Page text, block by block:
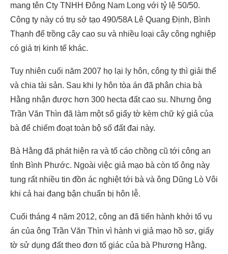
mang tên Cty TNHH Đông Nam Long với tỷ lệ 50/50.
Công ty này có trụ sở tạo 490/58A Lê Quang Định, Bình
Thạnh để trồng cây cao su và nhiều loại cây công nghiệp
có giá trị kinh tế khác.
Tuy nhiên cuối năm 2007 họ lại ly hôn, công ty thì giải thể
và chia tài sản. Sau khi ly hôn tòa án đã phân chia bà
Hằng nhận được hơn 300 hecta đất cao su. Nhưng ông
Trần Văn Thìn đã làm một số giấy tờ kèm chữ ký giả của
bà để chiếm đoạt toàn bộ số đất đai này.
Bà Hằng đã phát hiện ra và tố cáo chồng cũ tới công an
tỉnh Bình Phước. Ngoài việc giả mạo bà còn tố ông này
tung rất nhiều tin đồn ác nghiệt tới bà và ông Dũng Lò Vôi
khi cả hai đang bận chuẩn bị hôn lễ.
Cuối tháng 4 năm 2012, công an đã tiến hành khởi tố vụ
án của ông Trần Văn Thìn vì hành vi giả mạo hồ sơ, giấy
tờ sử dụng đất theo đơn tố giác của bà Phương Hằng.